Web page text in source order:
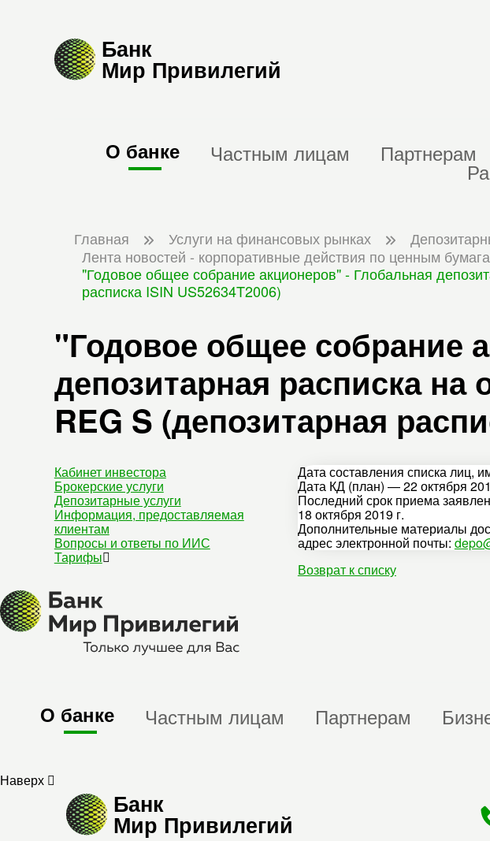
Банк
Мир Привилегий
О банке Частным лицам Партнерам
Главная Услуги на финансовых рынках
Лента новостей - корпоративные действия по ценным
"Годовое общее собрание акционеров" - Глобальная
расписка ISIN US52634T2006)
"Годовое общее собрание
депозитарная расписка
REG S (депозитарная
Кабинет инвестора
Брокерские услуги
Депозитарные услуги
Информация, предоставляемая
клиентам
Вопросы и ответы по ИИС
Тарифы
Дата составления списка лиц,
Дата КД (план) — 22 октября
Последний срок приема
18 октября 2019 г.
Дополнительные материалы
адрес электронной почты:
Возврат к списку
О банке Частным лицам Партнерам
Наверх
Банк
Мир Привилегий